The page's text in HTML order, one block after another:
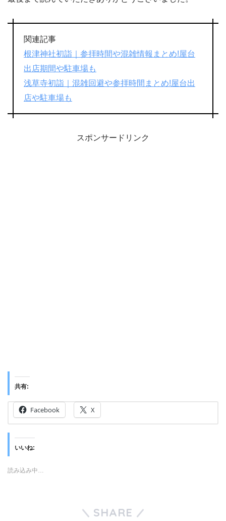
関連記事
根津神社初詣｜参拝時間や混雑情報まとめ!屋台
出店期間や駐車場も
浅草寺初詣｜混雑回避や参拝時間まとめ!屋台出
店や駐車場も
スポンサードリンク
共有:
Facebook X
いいね:
読み込み中…
SHARE